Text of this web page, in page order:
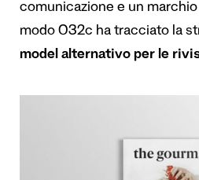
comunicazione e un
modo 032c ha tracciato la
model alternativo per le